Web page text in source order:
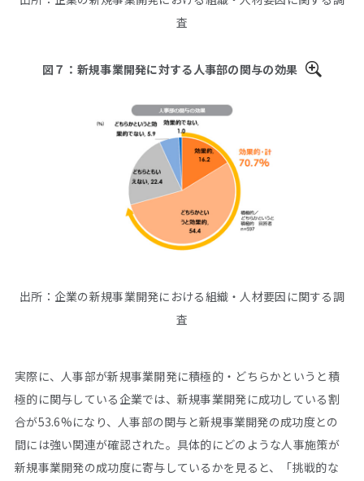
査
図７：新規事業開発に対する人事部の関与の効果
出所：企業の新規事業開発における組織・人材要因に関する調
査
実際に、人事部が新規事業開発に積極的・どちらかというと積
極的に関与している企業では、新規事業開発に成功している割
合が53.6%になり、人事部の関与と新規事業開発の成功度との
間には強い関連が確認された。具体的にどのような人事施策が
新規事業開発の成功度に寄与しているかを見ると、「挑戦的な